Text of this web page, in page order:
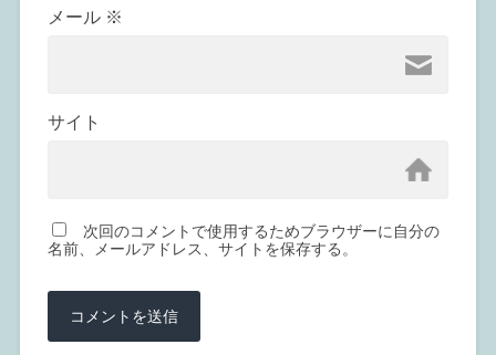
メール ※
サイト
次回のコメントで使用するためブラウザーに自分の
名前、メールアドレス、サイトを保存する。